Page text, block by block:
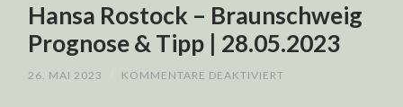
Hansa Rostock – Braunschweig
Prognose & Tipp | 28.05.2023
26. MAI 2023 KOMMENTARE DEAKTIVIERT